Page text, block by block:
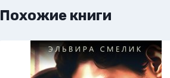
Похожие книги